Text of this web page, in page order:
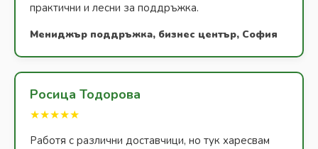
практични и лесни за поддръжка.
Мениджър поддръжка, бизнес център, София
Росица Тодорова
★★★★★
Работя с различни доставчици, но тук харесвам